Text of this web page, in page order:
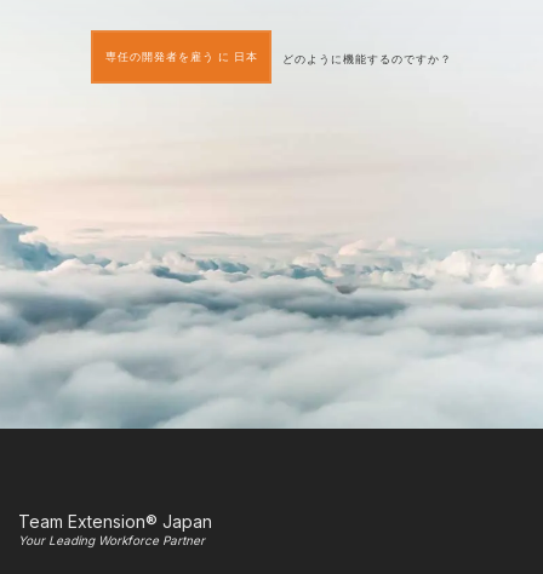
専任の開発者を雇う に 日本 どのように機能するのですか？
Team Extension® Japan
Your Leading Workforce Partner